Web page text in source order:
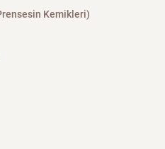
Kemikleri)